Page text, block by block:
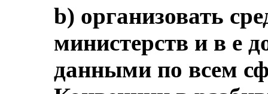
b) организовать
министерств и в е
данными по всем